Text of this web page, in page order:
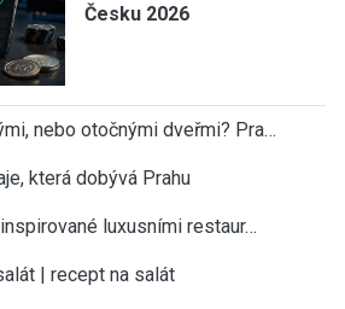
Česku 2026
nebo otočnými dveřmi? Pra…
která dobývá Prahu
luxusními restaur…
| recept na salát